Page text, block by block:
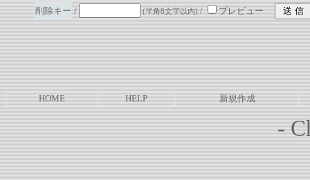
削除キー / (半角8文字以内)/ プレビュー
HOME HELP 新規作成
-